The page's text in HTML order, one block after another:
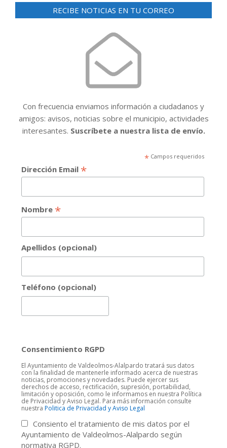
RECIBE NOTICIAS EN TU CORREO
Con frecuencia enviamos información a ciudadanos y
amigos: avisos, noticias sobre el municipio, actividades
interesantes. Suscríbete a nuestra lista de envío.
*Campos requeridos
Dirección Email *
Nombre *
Apellidos (opcional)
Teléfono (opcional)
Consentimiento RGPD
El Ayuntamiento de Valdeolmos-Alalpardo tratará sus datos
con la finalidad de mantenerle informado acerca de nuestras
noticias, promociones y novedades. Puede ejercer sus
derechos de acceso, rectificación, supresión, portabilidad,
limitación y oposición, como le informamos en nuestra Política
de Privacidad y Aviso Legal. Para más información consulte
nuestra Politica de Privacidad y Aviso Legal
Consiento el tratamiento de mis datos por el
Ayuntamiento de Valdeolmos-Alalpardo según
normativa RGPD.